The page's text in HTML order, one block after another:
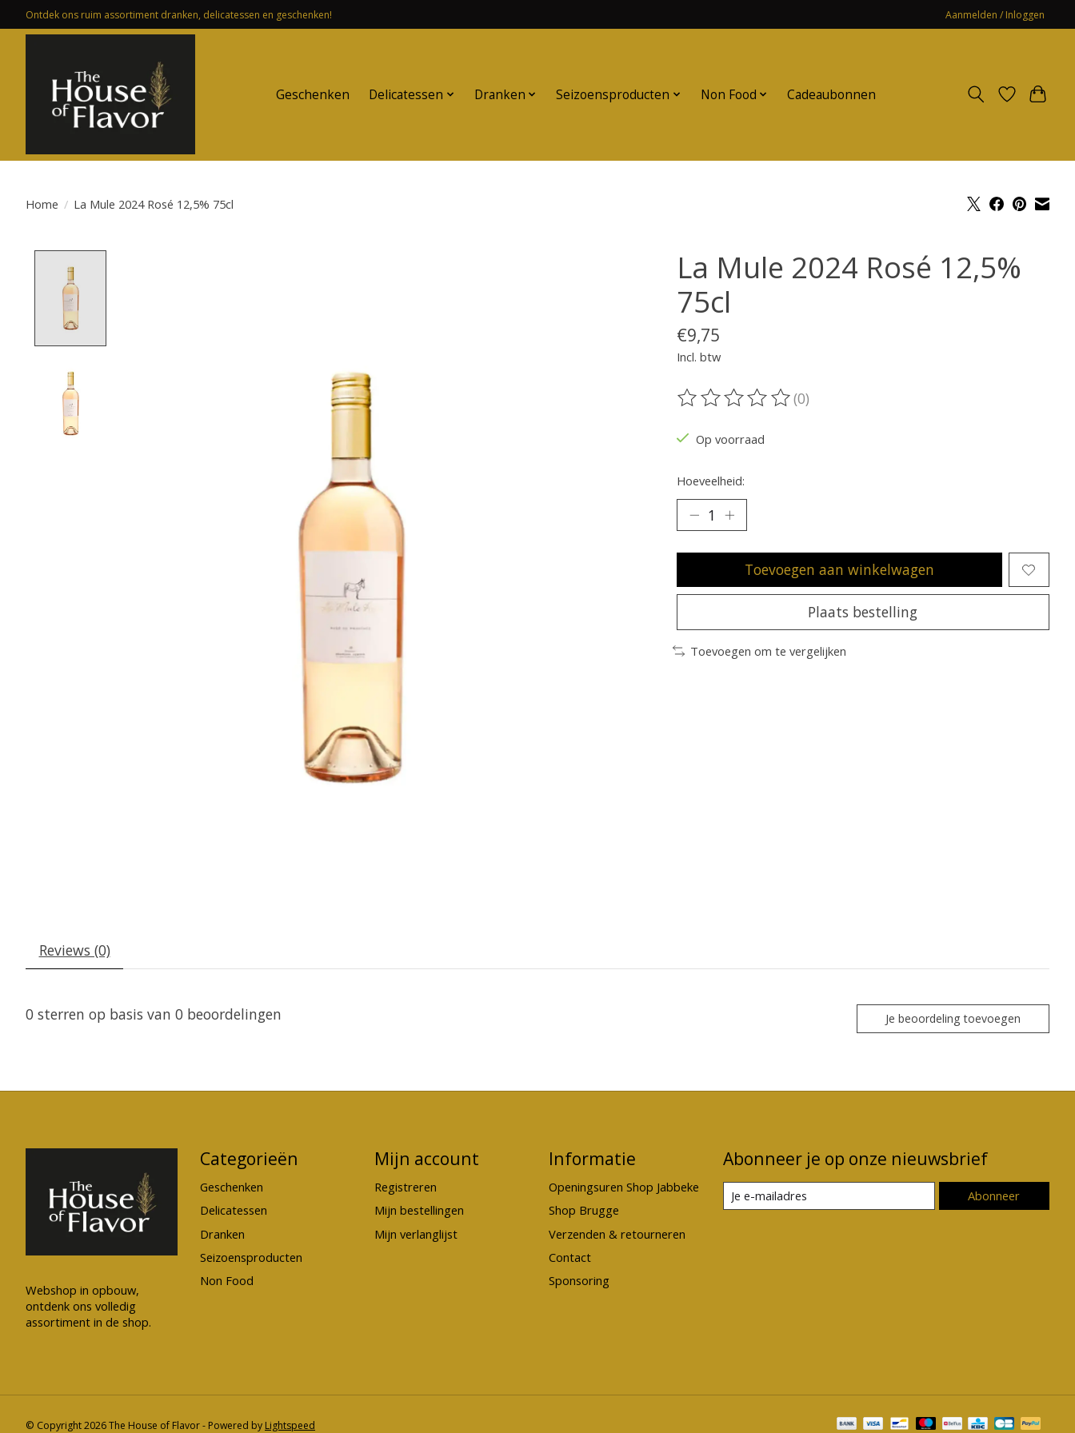
Ontdek ons ruim assortiment dranken, delicatessen en geschenken! Aanmelden / Inloggen
Geschenken Delicatessen Dranken Seizoensproducten Non Food Cadeaubonnen
Home / La Mule 2024 Rosé 12,5% 75cl
La Mule 2024 Rosé 12,5%
75cl
€9,75
Incl. btw
De beoordeling van dit product is
(0)
Op voorraad
Hoeveelheid:
Toevoegen aan winkelwagen
Plaats bestelling
Toevoegen om te vergelijken
Reviews (0)
0 sterren op basis van 0 beoordelingen Je beoordeling toevoegen
Webshop in opbouw,
ontdenk ons volledig
assortiment in de shop.
Categorieën
Geschenken
Delicatessen
Dranken
Seizoensproducten
Non Food
Mijn account
Registreren
Mijn bestellingen
Mijn verlanglijst
Informatie
Openingsuren Shop Jabbeke
Shop Brugge
Verzenden & retourneren
Contact
Sponsoring
Abonneer je op onze nieuwsbrief
Abonneer
© Copyright 2026 The House of Flavor - Powered by Lightspeed